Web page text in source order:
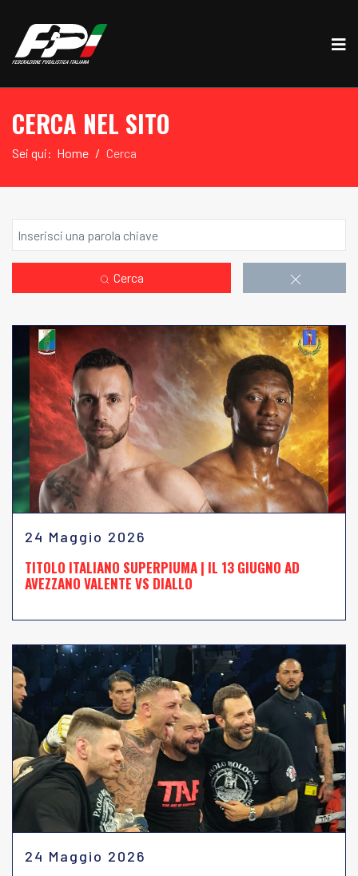
CERCA NEL SITO
Sei qui: Home Cerca
Cerca
24 Maggio 2026
TITOLO ITALIANO SUPERPIUMA | IL 13 GIUGNO AD
AVEZZANO VALENTE VS DIALLO
24 Maggio 2026